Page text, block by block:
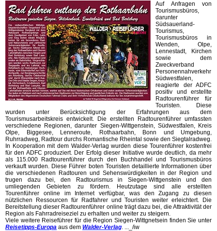
Auf Anfragen von
Tourismusbüros,
darunter
Südsauerland-
Tourismus,
Tourismusbüros in
Wenden, Olpe,
Lennestadt, Kirchen
sowie dem
Zweckverband
Personennahverkehr
Südwestfalen,
reagierte der ADFC
positiv und erstellte
Radtourenführer für
Touristen. Diese
wurden unter Berücksichtigung der Erfahrungen aus dem
Tourismusarbeitskreis entwickelt. Die erstellten Radtourenführer umfassten
verschiedene Regionen, darunter Siegen-Wittgenstein, Südwestfalen, Kreis
Olpe, Biggesee, Lenneroute, Rothaarbahn, Bonn und Umgebung,
Ruhrradweg, Radtour durchs Romantische Rheintal sowie den Siegtalradweg.
In Kooperation mit dem Walder-Verlag wurden diese Tourenführer kostenfrei
für den ADFC produziert. Der Erfolg dieser Initiative wurde deutlich, da mehr
als 115.000 Radtourenführer durch den Buchhandel und Tourismusbüros
verkauft wurden. Diese Führer boten Touristen detaillierte Informationen über
die verschiedenen Radtouren und Sehenswürdigkeiten in der Region und
trugen dazu bei, den Radtourismus in Siegen-Wittgenstein und den
umliegenden Gebieten zu fördern. Heutzutage sind alle erstellten
Tourenführer online im Internet verfügbar, was den Zugang zu diesen
nützlichen Ressourcen für Radfahrer und Touristen weiter erleichtert. Die
Bereitstellung dieser Radtourenführer online trägt dazu bei, die Attraktivität der
Region als Fahrradreiseziel zu erhalten und weiter zu steigern.
Viele weitere Reiseführer für die Region Siegen-Wittgnetsein finden Sie unter
Reisetipps-Europa aus dem Walder-Verlag. ..._/iw